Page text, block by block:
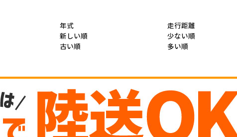
年式
新しい順
古い順
走行距離
少ない順
多い順